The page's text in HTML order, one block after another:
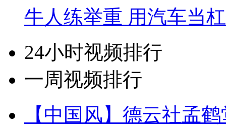
牛人练举重 用汽车当
24小时视频排行
一周视频排行
【中国风】德云社孟